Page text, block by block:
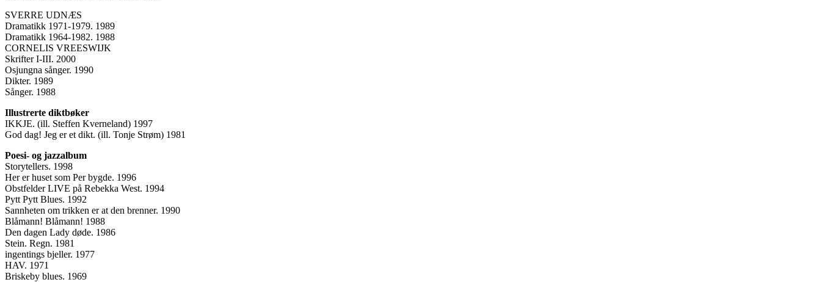
SVERRE UDNÆS
Dramatikk 1971-1979. 1989
Dramatikk 1964-1982. 1988
CORNELIS VREESWIJK
Skrifter I-III. 2000
Osjungna sånger. 1990
Dikter. 1989
Sånger. 1988
Illustrerte diktbøker
IKKJE. (ill. Steffen Kverneland) 1997
God dag! Jeg er et dikt. (ill. Tonje Strøm) 1981
Poesi- og jazzalbum
Storytellers. 1998
Her er huset som Per bygde. 1996
Obstfelder LIVE på Rebekka West. 1994
Pytt Pytt Blues. 1992
Sannheten om trikken er at den brenner. 1990
Blåmann! Blåmann! 1988
Den dagen Lady døde. 1986
Stein. Regn. 1981
ingentings bjeller. 1977
HAV. 1971
Briskeby blues. 1969